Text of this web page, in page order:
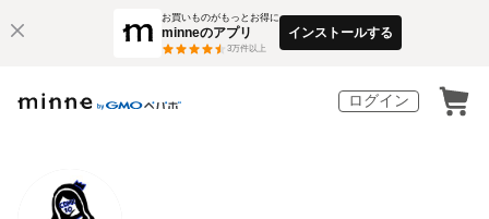
お買いものがもっとお得に
minneのアプリ
3万件以上
インストールする
ログイン